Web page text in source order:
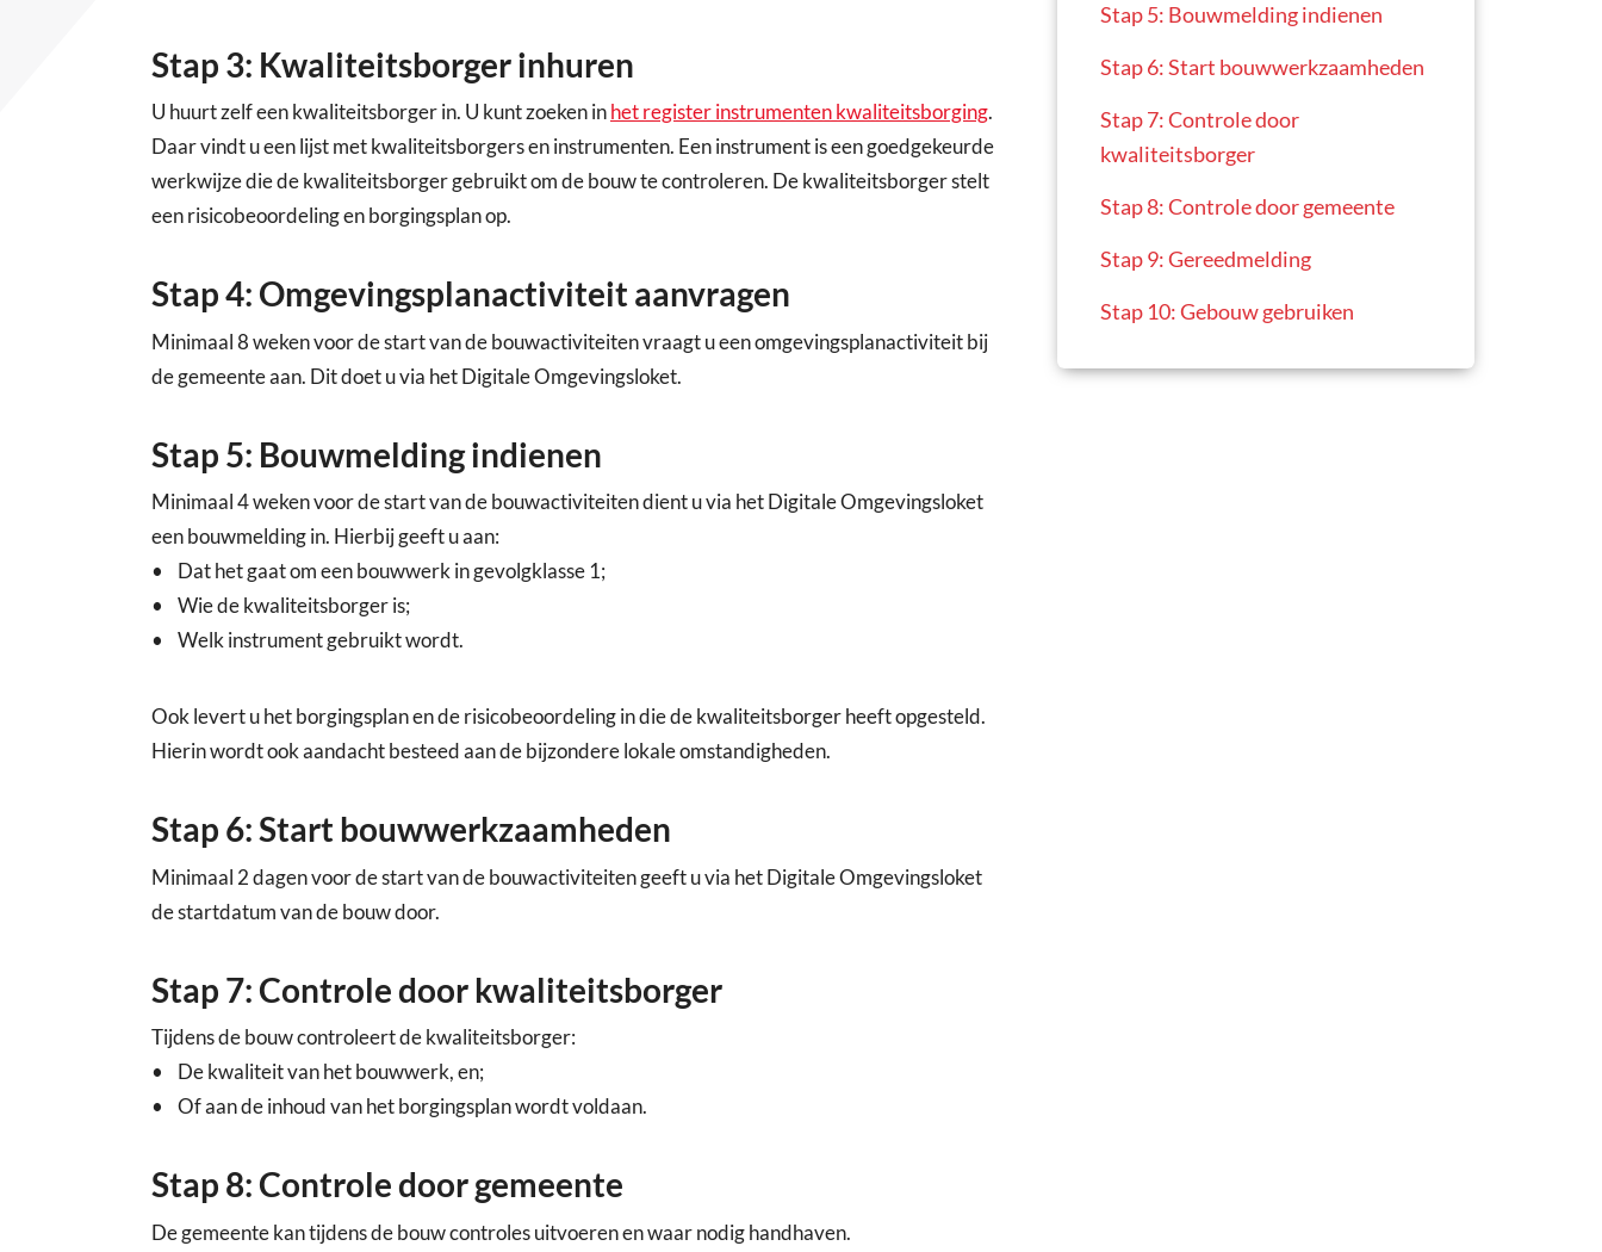
Stap 5: Bouwmelding indienen
Stap 6: Start bouwwerkzaamheden
Stap 7: Controle door
kwaliteitsborger
Stap 8: Controle door gemeente
Stap 9: Gereedmelding
Stap 10: Gebouw gebruiken
Stap 3: Kwaliteitsborger inhuren
U huurt zelf een kwaliteitsborger in. U kunt zoeken inhet register instrumenten kwaliteitsborging.
Daar vindt u een lijst met kwaliteitsborgers en instrumenten. Een instrument is een goedgekeurde
werkwijze die de kwaliteitsborger gebruikt om de bouw te controleren. De kwaliteitsborger stelt
een risicobeoordeling en borgingsplan op.
Stap 4: Omgevingsplanactiviteit aanvragen
Minimaal 8 weken voor de start van de bouwactiviteiten vraagt u een omgevingsplanactiviteit bij
de gemeente aan. Dit doet u via het Digitale Omgevingsloket.
Stap 5: Bouwmelding indienen
Minimaal 4 weken voor de start van de bouwactiviteiten dient u via het Digitale Omgevingsloket
een bouwmelding in. Hierbij geeft u aan:
• Dat het gaat om een bouwwerk in gevolgklasse 1;
• Wie de kwaliteitsborger is;
• Welk instrument gebruikt wordt.
Ook levert u het borgingsplan en de risicobeoordeling in die de kwaliteitsborger heeft opgesteld.
Hierin wordt ook aandacht besteed aan de bijzondere lokale omstandigheden.
Stap 6: Start bouwwerkzaamheden
Minimaal 2 dagen voor de start van de bouwactiviteiten geeft u via het Digitale Omgevingsloket
de startdatum van de bouw door.
Stap 7: Controle door kwaliteitsborger
Tijdens de bouw controleert de kwaliteitsborger:
• De kwaliteit van het bouwwerk, en;
• Of aan de inhoud van het borgingsplan wordt voldaan.
Stap 8: Controle door gemeente
De gemeente kan tijdens de bouw controles uitvoeren en waar nodig handhaven.